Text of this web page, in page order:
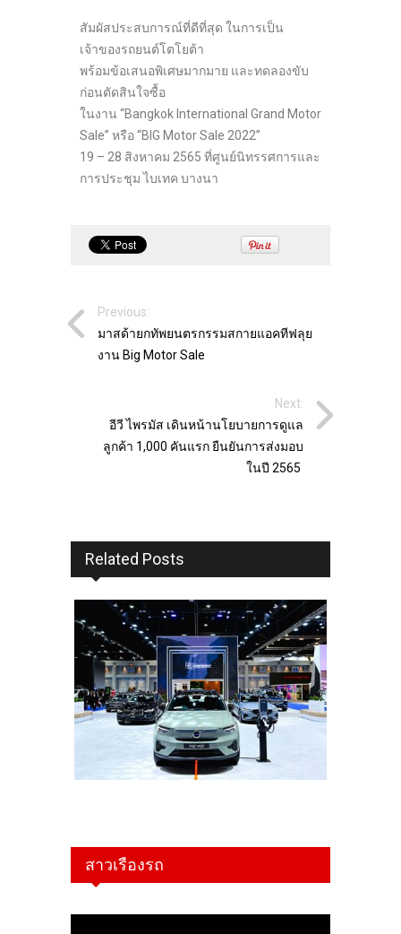
สัมผัสประสบการณ์ที่ดีที่สุด ในการเป็น
เจ้าของรถยนต์โตโยต้า
พร้อมข้อเสนอพิเศษมากมาย และทดลองขับ
ก่อนตัดสินใจซื้อ
ในงาน “Bangkok International Grand Motor
Sale” หรือ “BIG Motor Sale 2022”
19 – 28 สิงหาคม 2565 ที่ศูนย์นิทรรศการและ
การประชุม ไบเทค บางนา
Previous:
มาสด้ายกทัพยนตรกรรมสกายแอคทีฟลุย
งาน Big Motor Sale
Next:
อีวี ไพรมัส เดินหน้านโยบายการดูแล
ลูกค้า 1,000 คันแรก ยืนยันการส่งมอบ
ในปี 2565
Related Posts
สาวเรืองรถ